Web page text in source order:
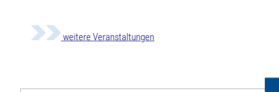
weitere Veranstaltungen